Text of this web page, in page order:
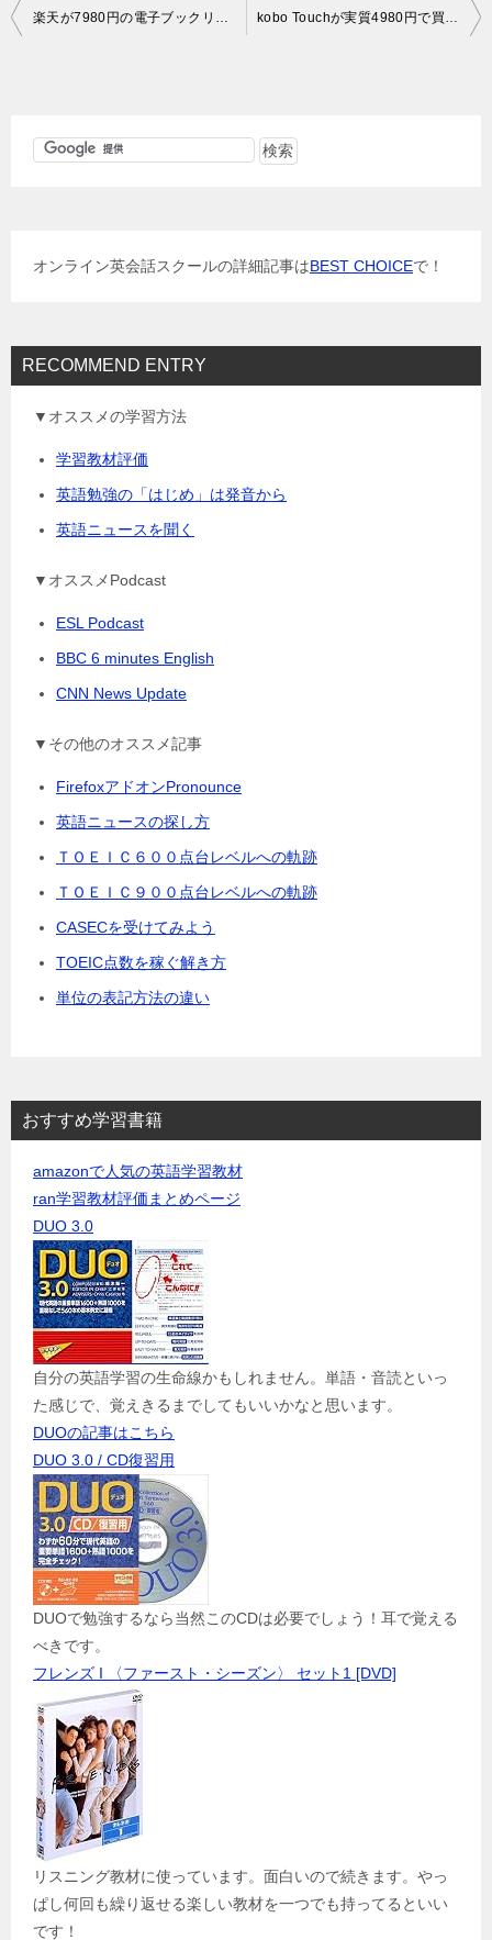
投
オンライン英会話スクールの詳細記事はBEST CHOICEで！
RECOMMEND ENTRY
▼オススメの学習方法
学習教材評価
英語勉強の「はじめ」は発音から
英語ニュースを聞く
▼オススメPodcast
ESL Podcast
BBC 6 minutes English
CNN News Update
▼その他のオススメ記事
FirefoxアドオンPronounce
英語ニュースの探し方
ＴＯＥＩＣ６００点台レベルへの軌跡
ＴＯＥＩＣ９００点台レベルへの軌跡
CASECを受けてみよう
TOEIC点数を稼ぐ解き方
単位の表記方法の違い
おすすめ学習書籍
amazonで人気の英語学習教材
ran学習教材評価まとめページ
DUO 3.0
自分の英語学習の生命線かもしれません。単語・音読といっ
た感じで、覚えきるまでしてもいいかなと思います。
DUOの記事はこちら
DUO 3.0 / CD復習用
DUOで勉強するなら当然このCDは必要でしょう！耳で覚える
べきです。
フレンズ I 〈ファースト・シーズン〉 セット1 [DVD]
リスニング教材に使っています。面白いので続きます。やっ
ぱし何回も繰り返せる楽しい教材を一つでも持ってるといい
です！